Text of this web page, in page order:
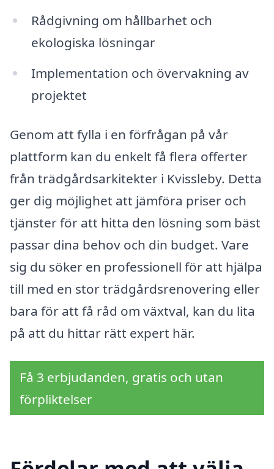
Rådgivning om hållbarhet och
ekologiska lösningar
Implementation och övervakning av
projektet
Genom att fylla i en förfrågan på vår
plattform kan du enkelt få flera offerter
från trädgårdsarkitekter i Kvissleby. Detta
ger dig möjlighet att jämföra priser och
tjänster för att hitta den lösning som bäst
passar dina behov och din budget. Vare
sig du söker en professionell för att hjälpa
till med en stor trädgårdsrenovering eller
bara för att få råd om växtval, kan du lita
på att du hittar rätt expert här.
Få 3 erbjudanden, gratis och utan
förpliktelser